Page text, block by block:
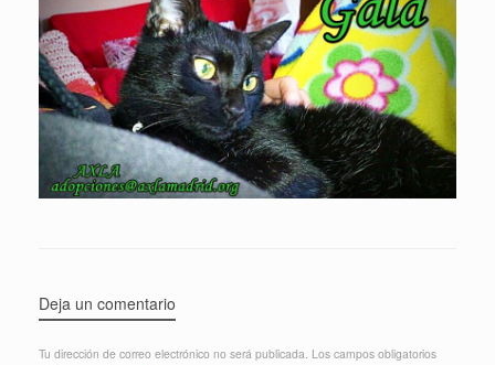
Deja un comentario
Tu dirección de correo electrónico no será publicada. Los campos obligatorios